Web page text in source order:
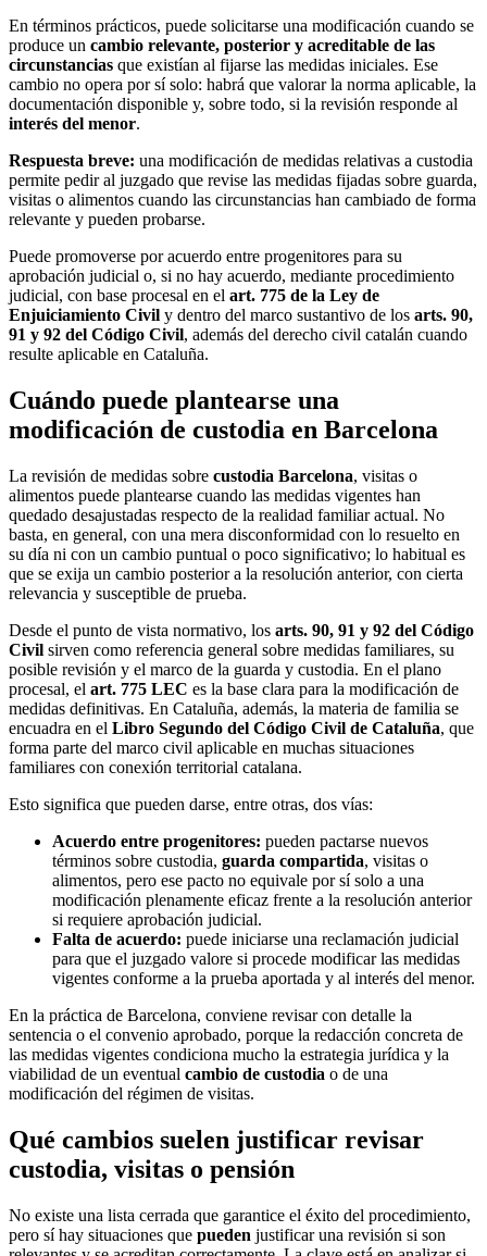
En términos prácticos, puede solicitarse una modificación cuando se
produce un cambio relevante, posterior y acreditable de las
circunstancias que existían al fijarse las medidas iniciales. Ese
cambio no opera por sí solo: habrá que valorar la norma aplicable, la
documentación disponible y, sobre todo, si la revisión responde al
interés del menor.
Respuesta breve: una modificación de medidas relativas a custodia
permite pedir al juzgado que revise las medidas fijadas sobre guarda,
visitas o alimentos cuando las circunstancias han cambiado de forma
relevante y pueden probarse.
Puede promoverse por acuerdo entre progenitores para su
aprobación judicial o, si no hay acuerdo, mediante procedimiento
judicial, con base procesal en el art. 775 de la Ley de
Enjuiciamiento Civil y dentro del marco sustantivo de los arts. 90,
91 y 92 del Código Civil, además del derecho civil catalán cuando
resulte aplicable en Cataluña.
Cuándo puede plantearse una
modificación de custodia en Barcelona
La revisión de medidas sobre custodia Barcelona, visitas o
alimentos puede plantearse cuando las medidas vigentes han
quedado desajustadas respecto de la realidad familiar actual. No
basta, en general, con una mera disconformidad con lo resuelto en
su día ni con un cambio puntual o poco significativo; lo habitual es
que se exija un cambio posterior a la resolución anterior, con cierta
relevancia y susceptible de prueba.
Desde el punto de vista normativo, los arts. 90, 91 y 92 del Código
Civil sirven como referencia general sobre medidas familiares, su
posible revisión y el marco de la guarda y custodia. En el plano
procesal, el art. 775 LEC es la base clara para la modificación de
medidas definitivas. En Cataluña, además, la materia de familia se
encuadra en el Libro Segundo del Código Civil de Cataluña, que
forma parte del marco civil aplicable en muchas situaciones
familiares con conexión territorial catalana.
Esto significa que pueden darse, entre otras, dos vías:
Acuerdo entre progenitores: pueden pactarse nuevos
términos sobre custodia, guarda compartida, visitas o
alimentos, pero ese pacto no equivale por sí solo a una
modificación plenamente eficaz frente a la resolución anterior
si requiere aprobación judicial.
Falta de acuerdo: puede iniciarse una reclamación judicial
para que el juzgado valore si procede modificar las medidas
vigentes conforme a la prueba aportada y al interés del menor.
En la práctica de Barcelona, conviene revisar con detalle la
sentencia o el convenio aprobado, porque la redacción concreta de
las medidas vigentes condiciona mucho la estrategia jurídica y la
viabilidad de un eventual cambio de custodia o de una
modificación del régimen de visitas.
Qué cambios suelen justificar revisar
custodia, visitas o pensión
No existe una lista cerrada que garantice el éxito del procedimiento,
pero sí hay situaciones que pueden justificar una revisión si son